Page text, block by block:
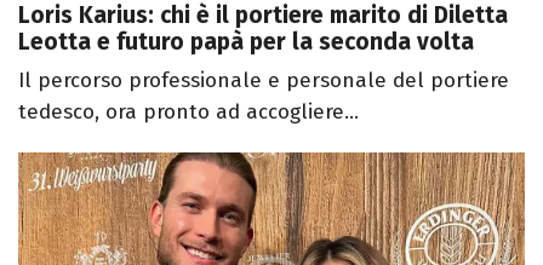
Loris Karius: chi è il portiere marito di Diletta
Leotta e futuro papà per la seconda volta
Il percorso professionale e personale del portiere
tedesco, ora pronto ad accogliere...